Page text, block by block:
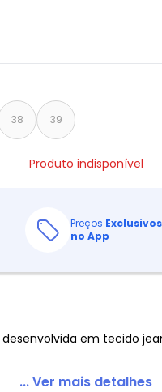
38 39
Produto indisponível
Preços Exclusivos
no App
em tecido
... Ver mais detalhes